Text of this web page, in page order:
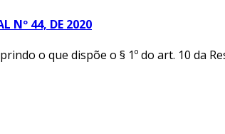
Nº 44, DE 2020
o que dispõe o § 1º do art. 10 da